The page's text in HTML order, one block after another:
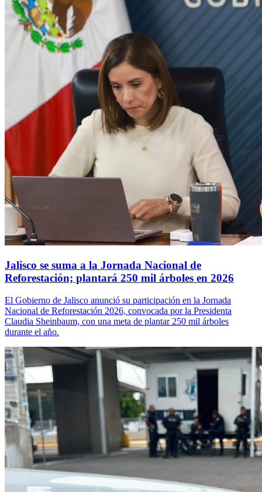
Jalisco se suma a la Jornada Nacional de
Reforestación; plantará 250 mil árboles en 2026
El Gobierno de Jalisco anunció su participación en la Jornada
Nacional de Reforestación 2026, convocada por la Presidenta
Claudia Sheinbaum, con una meta de plantar 250 mil árboles
durante el año.